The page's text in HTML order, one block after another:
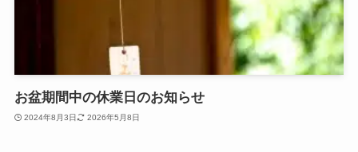
お盆期間中の休業日のお知らせ
2024年8月3日 2026年5月8日